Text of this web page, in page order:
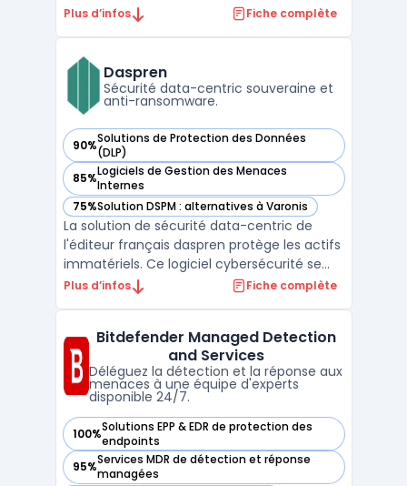
sécurité endpoint. L’agent unique collecte
remédiation. L’approche cybereason xdr
vise à réduire ...
Plus d’infos Fiche complète
Daspren
Sécurité data-centric souveraine et
anti-ransomware.
90%Solutions de Protection des Données
(DLP)
— voir Daspren dans cette catégorie
85%Logiciels de Gestion des Menaces
Internes
— voir Daspren dans cette catégorie
75%Solution DSPM : alternatives à Varonis
— voir Daspren dans cette catégorie
La solution de sécurité data-centric de
l'éditeur français daspren protège les actifs
immatériels. Ce logiciel cybersécurité se
focalise sur la donnée pour garantir une
gardant un contrôle strict sur les flux.Le
Plus d’infos Fiche complète
Bitdefender Managed Detection
and Services
Déléguez la détection et la réponse aux
menaces à une équipe d'experts
disponible 24/7.
100%Solutions EPP & EDR de protection des
endpoints
— voir Bitdefender Managed Detection and Services dans
95%Services MDR de détection et réponse
managées
— voir Bitdefender Managed Detection and Services dans